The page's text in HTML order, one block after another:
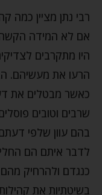
רבי נתן מציין כמה
אם לא המידה
היו מתקרבים
הרעו את מעשיהם.
כאשר מבטלים את
שרבים וטובים
בהם עוון שלפי
לדבר איתם הם
כנגדם ולהרחיק
בשיטתיות את